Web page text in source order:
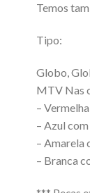
Temos
Tipo:
Globo,
MTV Nas
–
– Azul
– Amarela
– Branca